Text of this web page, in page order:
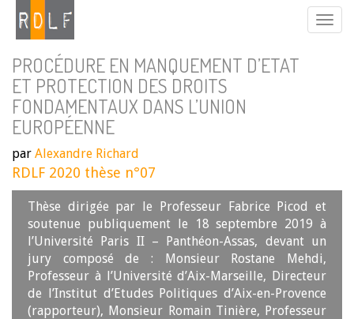
PROCÉDURE EN MANQUEMENT D’ETAT
ET PROTECTION DES DROITS
FONDAMENTAUX DANS L’UNION
EUROPÉENNE
par Alexandre Richard
RDLF 2020 thèse n°07
Thèse dirigée par le Professeur Fabrice Picod et
soutenue publiquement le 18 septembre 2019 à
l’Université Paris II – Panthéon-Assas, devant un
jury composé de : Monsieur Rostane Mehdi,
Professeur à l’Université d’Aix-Marseille, Directeur
de l’Institut d’Etudes Politiques d’Aix-en-Provence
(rapporteur), Monsieur Romain Tinière, Professeur